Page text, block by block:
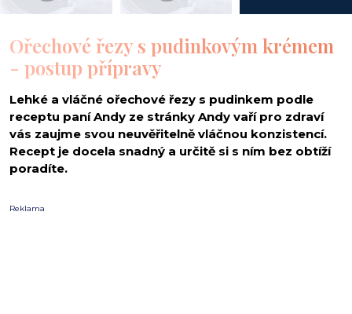
Ořechové řezy s pudinkovým krémem
- postup přípravy
Lehké a vláčné ořechové řezy s pudinkem podle
receptu paní Andy ze stránky Andy vaří pro zdraví
vás zaujme svou neuvěřitelně vláčnou konzistencí.
Recept je docela snadný a určitě si s ním bez obtíží
poradíte.
Reklama